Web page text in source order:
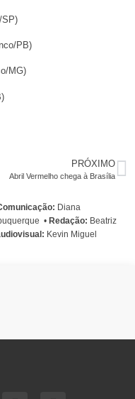
SP)
PB)
MG)
PRÓXIMO
Abril Vermelho chega à Brasília
Diana
• Redação: Beatriz
Kevin Miguel